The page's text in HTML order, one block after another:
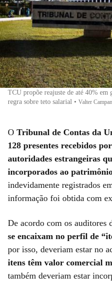
TCU propõe reajuste de até 40% em
regra sobre teto salarial • Valter
O Tribunal de Contas da
128 presentes recebidos
autoridades estrangeiras
incorporados ao
indevidamente registrados
informação foi obtida com
De acordo com os auditores
se encaixam no perfil de
por isso, deveriam estar no
itens têm valor comercial
também deveriam estar